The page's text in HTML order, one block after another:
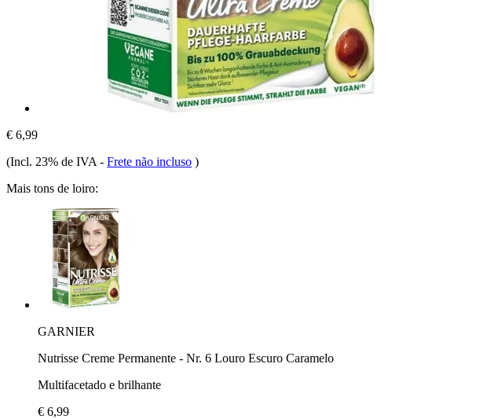
€ 6,99
(Incl. 23% de IVA - Frete não incluso )
Mais tons de loiro:
GARNIER
Nutrisse Creme Permanente - Nr. 6 Louro Escuro Caramelo
Multifacetado e brilhante
€ 6,99